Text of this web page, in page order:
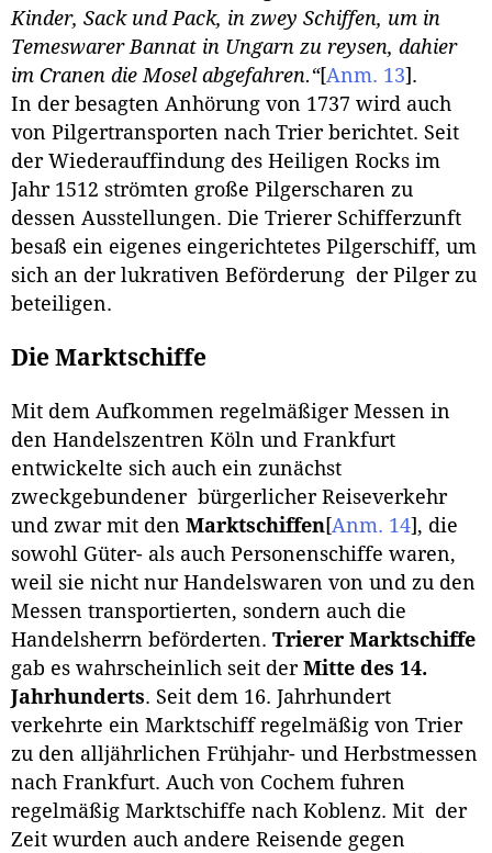
Kinder, Sack und Pack, in zwey Schiffen, um in
Temeswarer Bannat in Ungarn zu reysen, dahier
im Cranen die Mosel abgefahren.“[Anm. 13] .
In der besagten Anhörung von 1737 wird auch
von Pilgertransporten nach Trier berichtet. Seit
der Wiederauffindung des Heiligen Rocks im
Jahr 1512 strömten große Pilgerscharen zu
dessen Ausstellungen. Die Trierer Schifferzunft
besaß ein eigenes eingerichtetes Pilgerschiff, um
sich an der lukrativen Beförderung der Pilger zu
beteiligen.
Die Marktschiffe
Mit dem Aufkommen regelmäßiger Messen in
den Handelszentren Köln und Frankfurt
entwickelte sich auch ein zunächst
zweckgebundener bürgerlicher Reiseverkehr
und zwar mit den Marktschiffen[Anm. 14] , die
sowohl Güter- als auch Personenschiffe waren,
weil sie nicht nur Handelswaren von und zu den
Messen transportierten, sondern auch die
Handelsherrn beförderten. Trierer Marktschiffe
gab es wahrscheinlich seit der Mitte des 14.
Jahrhunderts. Seit dem 16. Jahrhundert
verkehrte ein Marktschiff regelmäßig von Trier
zu den alljährlichen Frühjahr- und Herbstmessen
nach Frankfurt. Auch von Cochem fuhren
regelmäßig Marktschiffe nach Koblenz. Mit der
Zeit wurden auch andere Reisende gegen